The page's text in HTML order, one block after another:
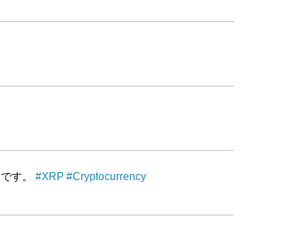
す。 #XRP #Cryptocurrency